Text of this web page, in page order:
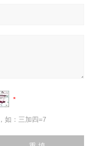
如：三加四=7